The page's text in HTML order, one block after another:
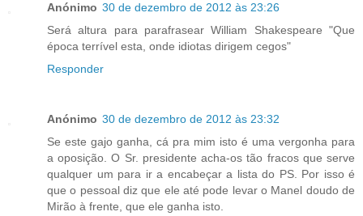
Anónimo 30 de dezembro de 2012 às 23:26
Será altura para parafrasear William Shakespeare "Que
época terrível esta, onde idiotas dirigem cegos"
Responder
Anónimo 30 de dezembro de 2012 às 23:32
Se este gajo ganha, cá pra mim isto é uma vergonha para
a oposição. O Sr. presidente acha-os tão fracos que serve
qualquer um para ir a encabeçar a lista do PS. Por isso é
que o pessoal diz que ele até pode levar o Manel doudo de
Mirão à frente, que ele ganha isto.